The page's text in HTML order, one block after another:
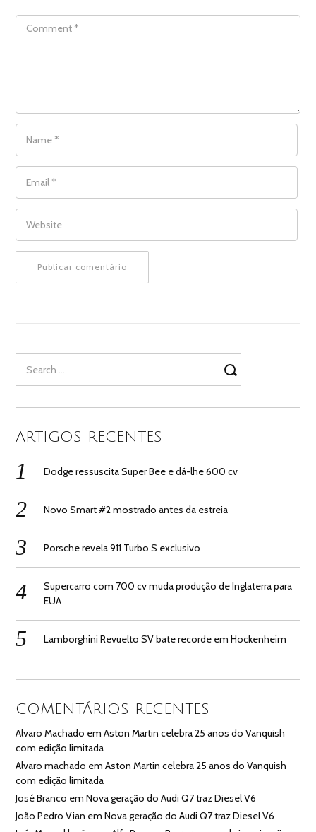
COMMENT
NAME
EMAIL
WEBSITE
for:
ARTIGOS RECENTES
Dodge ressuscita Super Bee e dá-lhe 600 cv
Novo Smart #2 mostrado antes da estreia
Porsche revela 911 Turbo S exclusivo
Supercarro com 700 cv muda produção de Inglaterra para
EUA
Lamborghini Revuelto SV bate recorde em Hockenheim
COMENTÁRIOS RECENTES
Alvaro Machado emAston Martin celebra 25 anos do Vanquish
com edição limitada
Alvaro machado emAston Martin celebra 25 anos do Vanquish
com edição limitada
José Branco emNova geração do Audi Q7 traz Diesel V6
João Pedro Vian emNova geração do Audi Q7 traz Diesel V6